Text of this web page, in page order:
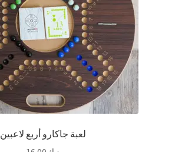
لعبة جاكارو أربع لاعبين